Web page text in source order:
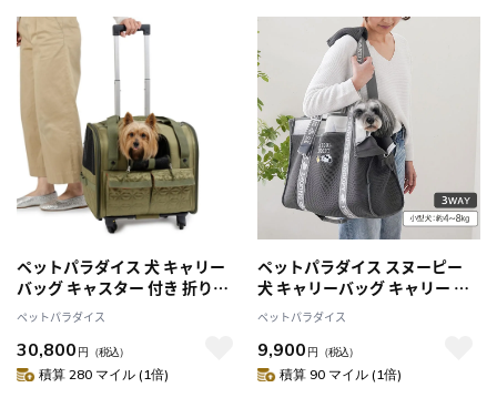
ペットパラダイス 犬 キャリー
バッグ キャスター 付き 折り畳
み キャリー (カーキ)
ペットパラダイス
30,800 円 （税込）
積算 280 マイル (1倍)
ペットパラダイス スヌーピー
犬 キャリーバッグ キャリー ペ
ットバッグ メッシュ トートバ
ッグ グレー 小型犬 猫 調整 肩が
け 持ち運び 通院
ペットパラダイス
9,900 円 （税込）
積算 90 マイル (1倍)